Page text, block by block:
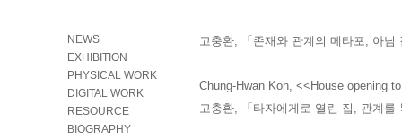
고충환, 「존재와 관계의 메타포, 아
Chung-Hwan Koh, <<House opening
고충환, 「타자에게로 열린 집, 관계를
NEWS
EXHIBITION
PHYSICAL WORK
DIGITAL WORK
RESOURCE
BIOGRAPHY